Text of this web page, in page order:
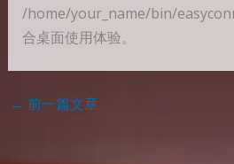
/home/your_name/bin/
合桌面使用体验。
← 前一篇文章